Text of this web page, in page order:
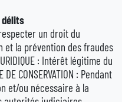
un droit du
et la prévention des fraudes
: Intérêt légitime du
CONSERVATION : Pendant
et/ou nécessaire à la